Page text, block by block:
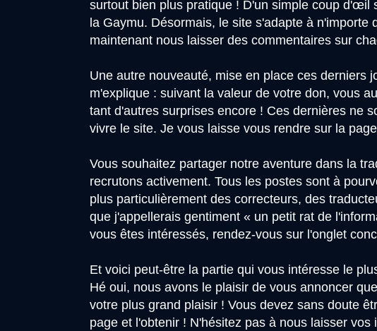
surtout bien plus pratique ! D'un simple coup d'œil
la Gaymu. Désormais, le site s'adapte à
maintenant nous laisser des commentaires sur
Une autre nouveauté, mise en place ces derniers
m'explique : suivant la valeur de votre don, vous
tant d'autres surprises encore ! Ces dernières ne
vivre le site. Je vous laisse vous rendre sur la
Vous souhaitez partager notre aventure dans la
recrutons activement. Tous les postes sont à
plus particulièrement des correcteurs, des
que j'appellerais gentiment « un petit rat de
vous êtes intéressés, rendez-vous sur l'onglet
Et voici peut-être la partie qui vous intéresse le
Hé oui, nous avons le plaisir de vous annoncer
votre plus grand plaisir ! Vous devez sans doute
page et l'obtenir ! N'hésitez pas à nous laisser